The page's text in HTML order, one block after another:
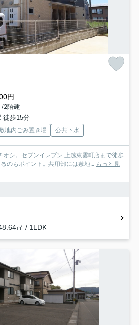
円
/2階建
徒歩15分
敷地内ごみ置き場 公共下水
オシ。セブンイレブン 上越東雲町店まで徒歩
のもポイント。共用部には敷地... もっと見
㎡ / 1LDK